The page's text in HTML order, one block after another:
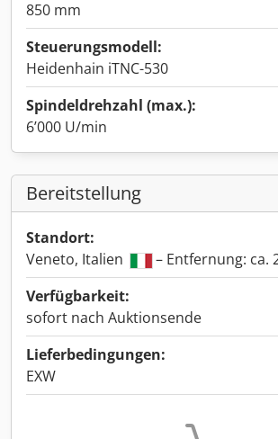
850 mm
Steuerungsmodell:
Heidenhain iTNC-530
Spindeldrehzahl (max.):
6’000 U/min
Bereitstellung
Standort:
Veneto, Italien
– Entfernung: ca.
Verfügbarkeit:
sofort nach Auktionsende
Lieferbedingungen:
EXW